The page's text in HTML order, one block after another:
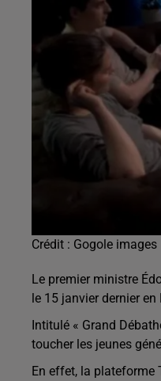
Crédit : Gogole images
Le premier ministre
le 15 janvier dernier en
Intitulé « Grand
toucher les jeunes
En effet, la plateforme